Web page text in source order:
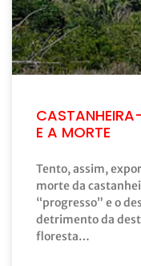
E A MORTE
Tento, assim,
morte da
“progresso” e o
detrimento da
floresta…